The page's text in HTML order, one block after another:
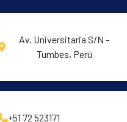
Av. Universitaria S/N -
Tumbes, Perú
+51 72 523171